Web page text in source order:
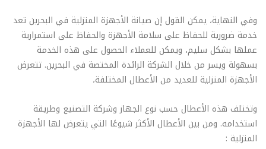
وفي النهاية، يمكن القول إن صيانة الأجهزة المنزلية في البحرين تعد
خدمة ضرورية للحفاظ على سلامة الأجهزة والحفاظ على استمرارية
عملها بشكل سليم، ويمكن للعملاء الحصول على هذه الخدمة
بسهولة ويسر من خلال الشركة الرائدة المختصة في البحرين. تتعرض
الأجهزة المنزلية للعديد من الأعطال المختلفة،
وتختلف هذه الأعطال حسب نوع الجهاز وشركة التصنيع وطريقة
استخدامه. ومن بين الأعطال الأكثر شيوعًا التي يتعرض لها الأجهزة
المنزلية :